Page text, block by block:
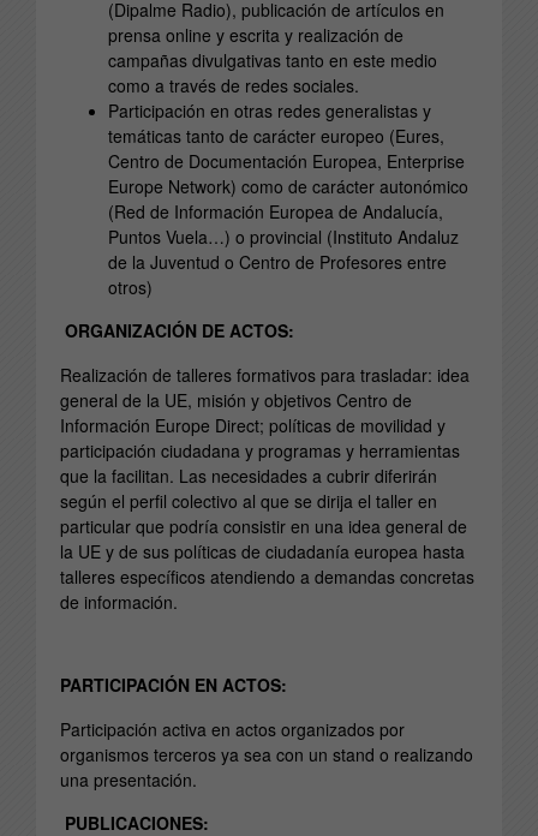
(Dipalme Radio), publicación de artículos en
prensa online y escrita y realización de
campañas divulgativas tanto en este medio
como a través de redes sociales.
Participación en otras redes generalistas y
temáticas tanto de carácter europeo (Eures,
Centro de Documentación Europea, Enterprise
Europe Network) como de carácter autonómico
(Red de Información Europea de Andalucía,
Puntos Vuela…) o provincial (Instituto Andaluz
de la Juventud o Centro de Profesores entre
otros)
ORGANIZACIÓN DE ACTOS:
Realización de talleres formativos para trasladar: idea
general de la UE, misión y objetivos Centro de
Información Europe Direct; políticas de movilidad y
participación ciudadana y programas y herramientas
que la facilitan. Las necesidades a cubrir diferirán
según el perfil colectivo al que se dirija el taller en
particular que podría consistir en una idea general de
la UE y de sus políticas de ciudadanía europea hasta
talleres específicos atendiendo a demandas concretas
de información.
PARTICIPACIÓN EN ACTOS:
Participación activa en actos organizados por
organismos terceros ya sea con un stand o realizando
una presentación.
PUBLICACIONES: